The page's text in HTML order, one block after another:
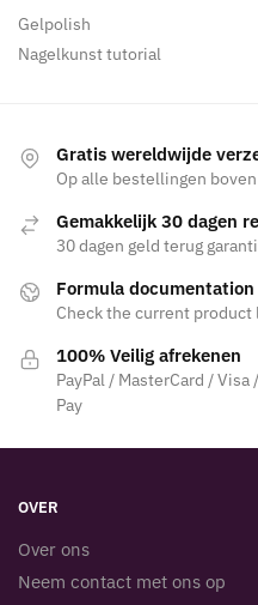
Gelpolish
Nagelkunst tutorial
Gratis wereldwijde
Op alle bestellingen
Gemakkelijk 30 dagen
30 dagen geld terug
Formula documentation
Check the current product
100% Veilig afrekenen
PayPal / MasterCard /
Pay
OVER
Over ons
Neem contact met ons op